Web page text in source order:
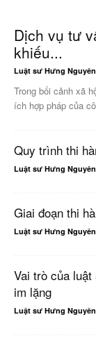
Dịch vụ tư
khiếu...
Luật sư Hưng Nguyên
Trong bối cảnh xã
ích hợp pháp của
Quy trình thi
Luật sư Hưng Nguyên
Giai đoạn thi
Luật sư Hưng Nguyên
Vai trò của
im lặng
Luật sư Hưng Nguyên